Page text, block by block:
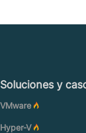
Soluciones y
VMware
Hyper-V